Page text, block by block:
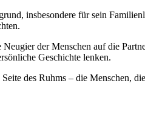
insbesondere für sein
der Menschen auf die
Geschichte lenken.
des Ruhms – die Menschen,